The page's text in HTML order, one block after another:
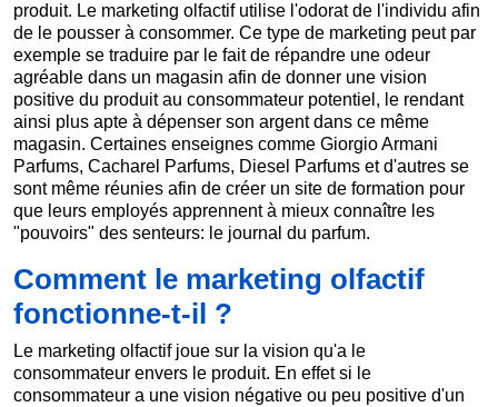
produit. Le marketing olfactif utilise l'odorat de l'individu afin
de le pousser à consommer. Ce type de marketing peut par
exemple se traduire par le fait de répandre une odeur
agréable dans un magasin afin de donner une vision
positive du produit au consommateur potentiel, le rendant
ainsi plus apte à dépenser son argent dans ce même
magasin. Certaines enseignes comme Giorgio Armani
Parfums, Cacharel Parfums, Diesel Parfums et d'autres se
sont même réunies afin de créer un site de formation pour
que leurs employés apprennent à mieux connaître les
"pouvoirs" des senteurs: le journal du parfum.
Comment le marketing olfactif
fonctionne-t-il ?
Le marketing olfactif joue sur la vision qu'a le
consommateur envers le produit. En effet si le
consommateur a une vision négative ou peu positive d'un